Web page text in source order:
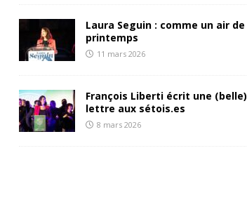
Laura Seguin : comme un air de
printemps
11 mars 2026
François Liberti écrit une (belle)
lettre aux sétois.es
8 mars 2026